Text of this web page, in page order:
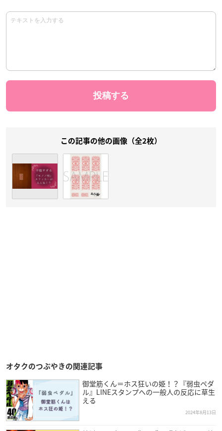
この記事の他の画像（全2枚）
オタクのつぶやきの関連記事
御堂筋くん＝ホス狂いの姫！？『弱虫ペダ
ル』LINEスタンプへの一般人の反応に草生
える
2024年8月13日